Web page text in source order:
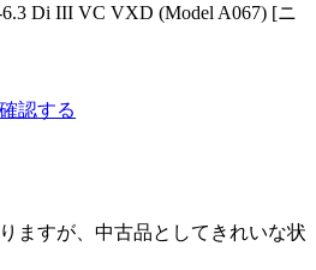
6.3 Di III VC VXD (Model A067) [ニ
認する
ますが、中古品としてきれいな状